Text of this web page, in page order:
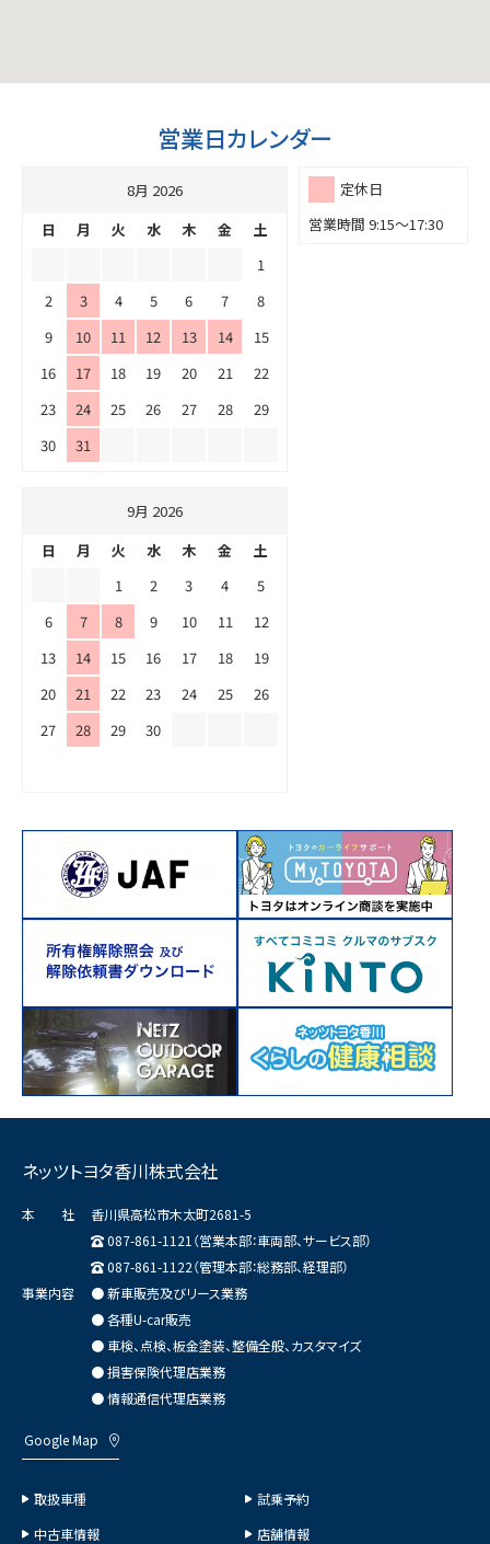
営業日カレンダー
定休日
営業時間 9:15～17:30
8月 2026
日
月 火 水 木 金
土
1
2
3 4 5 6 7
8
9
10 11 12 13 14
15
16
17 18 19 20 21
22
23
24 25 26 27 28
29
30
31
9月 2026
日
月 火 水 木 金
土
1
2 3 4
5
6
7 8 9 10 11
12
13
14 15 16 17 18
19
20
21 22 23 24 25
26
27
28 29 30
ネッツトヨタ香川株式会社
本 社
香川県高松市木太町2681-5
087-861-1121（営業本部：車両部、サービス部）
087-861-1122（管理本部：総務部、経理部）
事業内容
● 新車販売及びリース業務
● 各種U-car販売
● 車検、点検、板金塗装、整備全般、カスタマイズ
● 損害保険代理店業務
● 情報通信代理店業務
Google Map
取扱車種
試乗予約
中古車情報
店舗情報